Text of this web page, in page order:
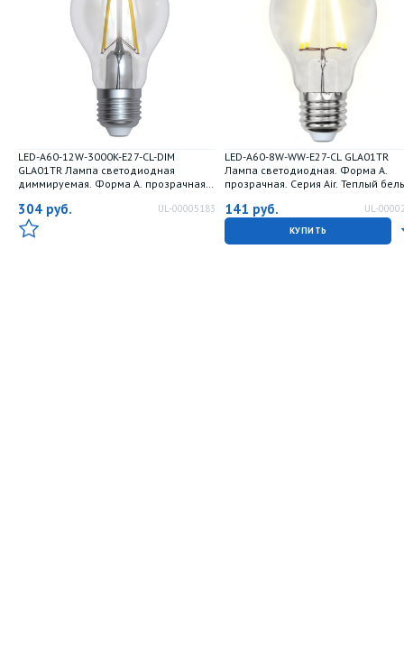
LED-A60-12W-3000K-E27-CL-DIM
GLA01TR Лампа светодиодная
диммируемая. Форма А. прозрачная.
Картон. ТМ Uniel.
304 руб. UL-00005183
LED-A60-8W-WW-E27-CL GLA01TR
Лампа светодиодная. Форма A.
прозрачная. Серия Air. Теплый
141 руб. UL-
КУПИТЬ